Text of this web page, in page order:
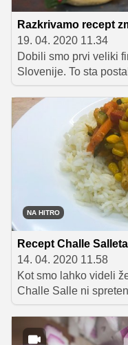
Razkrivamo recept
19. 04. 2020 11.34
Dobili smo prvi veliki
Slovenije. To sta
OŠ Miklavž na
izzivu 'Najboljši
las premagali svoji
razkrivamo celoten
mini burgerjev.
NA HITRO
Recept Challe
14. 04. 2020 11.58
Kot smo lahko videli
Challe Salle ni
se odlično znajde tudi
zna skuhati praktično
jih zna res dobro